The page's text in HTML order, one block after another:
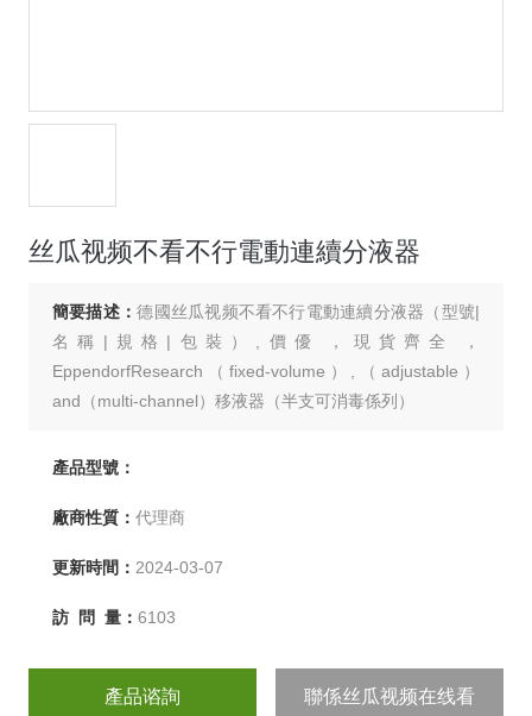
丝瓜视频不看不行電動連續分液器
簡要描述：德國丝瓜视频不看不行電動連續分液器（型號|
名稱|規格|包裝）,價優，現貨齊全，
EppendorfResearch（fixed-volume）,（adjustable）
and（multi-channel）移液器（半支可消毒係列）
產品型號：
廠商性質： 代理商
更新時間： 2024-03-07
訪 問 量： 6103
產品谘詢 聯係丝瓜视频在线看